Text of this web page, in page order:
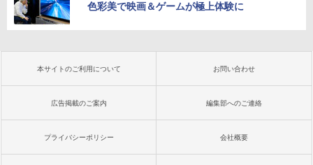
色彩美で映画＆ゲームが極上体験に
本サイトのご利用について お問い合わせ
広告掲載のご案内 編集部へのご連絡
プライバシーポリシー 会社概要